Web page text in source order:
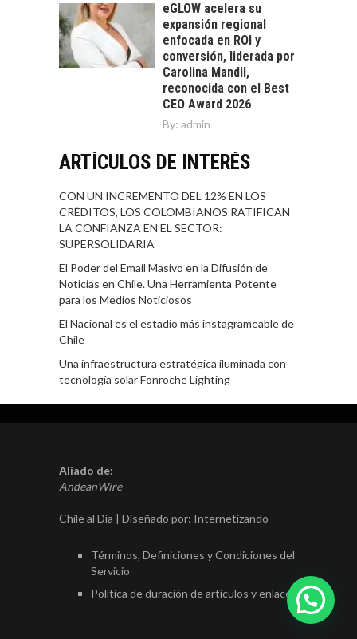
eGLOW acelera su
expansión regional
enfocada en ROI y
conversión, liderada por
Carolina Mandil,
reconocida con el Best
CEO Award 2026
By: admin
ARTÍCULOS DE INTERÉS
CON UN INCREMENTO DEL 12% EN LOS
CRÉDITOS, LOS COLOMBIANOS RATIFICAN
LA CONFIANZA EN EL SECTOR:
SUPERSOLIDARIA
El Poder del Email Masivo en la Difusión de
Noticias en Chile. Una Herramienta Potente
para los Medios Noticiosos
El Nacional es el estadio más instagrameable de
Chile
Una infraestructura estratégica iluminada con
tecnología solar Fonroche Lighting
Aliado de:
AndeanWire
Chile al Día | Diseñado por: Internetizando
Términos, Definiciones y Condiciones del
Servicio
Política de duración de artículos y enlaces